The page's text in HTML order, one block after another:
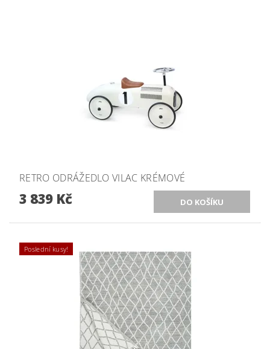
RETRO ODRÁŽEDLO VILAC KRÉMOVÉ
3 839 Kč
Poslední kusy!